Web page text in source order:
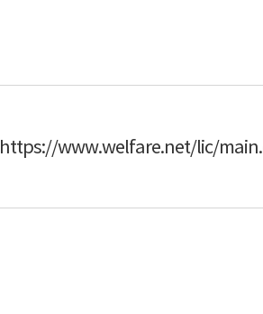
https://www.welfare.net/lic/